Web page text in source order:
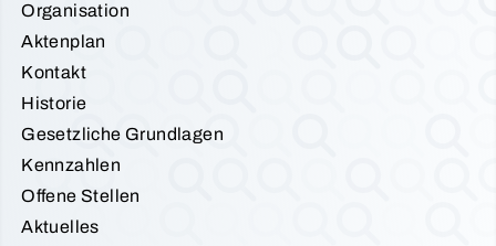
Organisation
Aktenplan
Kontakt
Historie
Gesetzliche Grundlagen
Kennzahlen
Offene Stellen
Aktuelles